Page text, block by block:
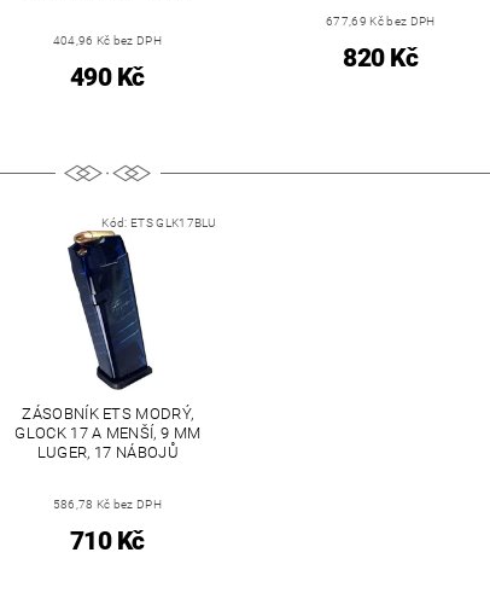
404,96 Kč bez DPH
490 Kč
677,69 Kč bez DPH
820 Kč
Kód: ETS GLK17BLU
ZÁSOBNÍK ETS MODRÝ,
GLOCK 17 A MENŠÍ, 9 MM
LUGER, 17 NÁBOJŮ
586,78 Kč bez DPH
710 Kč